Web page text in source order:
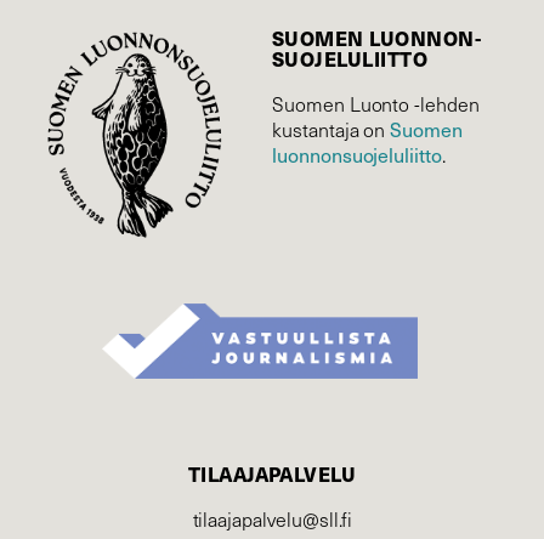
SUOMEN LUONNON­
SUOJELU­LIITTO
Suomen Luonto -lehden
kustantaja onSuomen
luonnonsuojelu­liitto.
TILAAJAPALVELU
tilaajapalvelu@sll.fi